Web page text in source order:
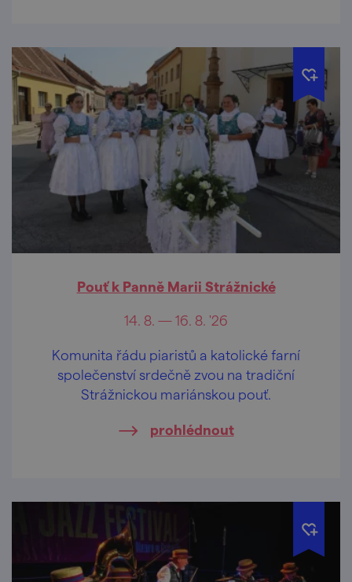
Pouť k Panně Marii Strážnické
14. 8. — 16. 8. '26
Komunita řádu piaristů a katolické farní
společenství srdečně zvou na tradiční
Strážnickou mariánskou pouť.
prohlédnout